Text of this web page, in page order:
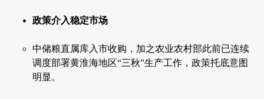
政策介入稳定市场
中储粮直属库入市收购，加之农业农村部此前已连续
调度部署黄淮海地区“三秋”生产工作，政策托底意图
明显。